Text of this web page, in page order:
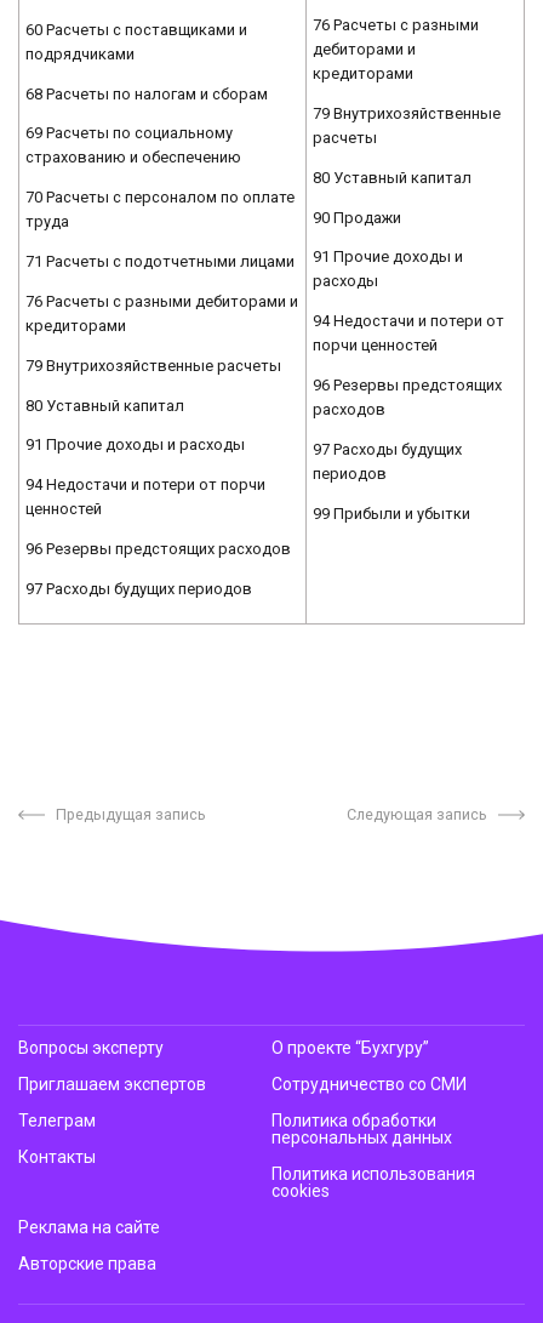
60 Расчеты с поставщиками и
подрядчиками
68 Расчеты по налогам и сборам
69 Расчеты по социальному
страхованию и обеспечению
70 Расчеты с персоналом по оплате
труда
71 Расчеты с подотчетными лицами
76 Расчеты с разными дебиторами и
кредиторами
79 Внутрихозяйственные расчеты
80 Уставный капитал
91 Прочие доходы и расходы
94 Недостачи и потери от порчи
ценностей
96 Резервы предстоящих расходов
97 Расходы будущих периодов
76 Расчеты с разными
дебиторами и
кредиторами
79 Внутрихозяйственные
расчеты
80 Уставный капитал
90 Продажи
91 Прочие доходы и
расходы
94 Недостачи и потери от
порчи ценностей
96 Резервы предстоящих
расходов
97 Расходы будущих
периодов
99 Прибыли и убытки
Предыдущая запись Следующая запись
Вопросы эксперту
Приглашаем экспертов
Телеграм
Контакты
О проекте “Бухгуру”
Сотрудничество со СМИ
Политика обработки
персональных данных
Политика использования
cookies
Реклама на сайте
Авторские права